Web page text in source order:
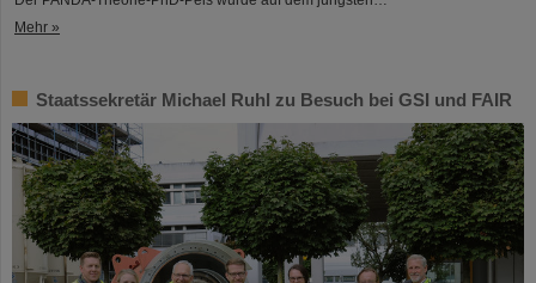
Mehr »
Staatssekretär Michael Ruhl zu Besuch bei GSI und FAIR